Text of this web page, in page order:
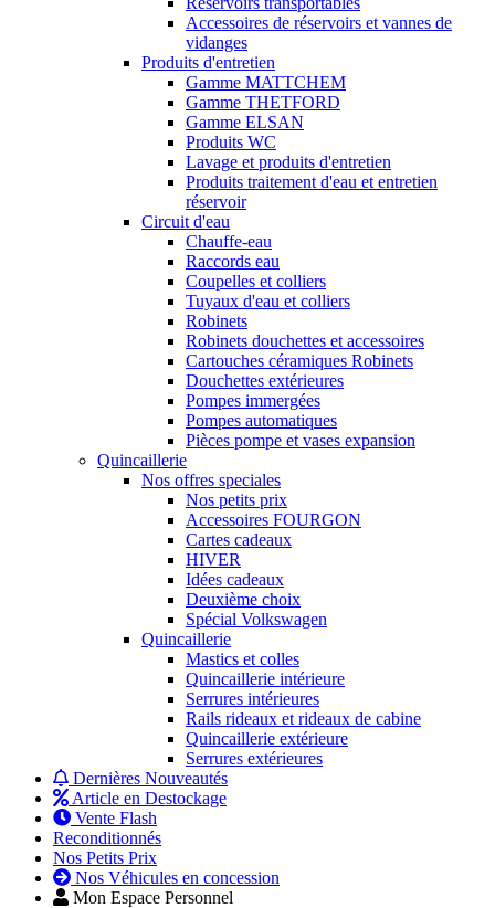
Accessoires de réservoirs et vannes de
vidanges
Produits d'entretien
Gamme MATTCHEM
Gamme THETFORD
Gamme ELSAN
Produits WC
Lavage et produits d'entretien
Produits traitement d'eau et entretien
réservoir
Circuit d'eau
Chauffe-eau
Raccords eau
Coupelles et colliers
Tuyaux d'eau et colliers
Robinets
Robinets douchettes et accessoires
Cartouches céramiques Robinets
Douchettes extérieures
Pompes immergées
Pompes automatiques
Pièces pompe et vases expansion
Quincaillerie
Nos offres speciales
Nos petits prix
Accessoires FOURGON
Cartes cadeaux
HIVER
Idées cadeaux
Deuxième choix
Spécial Volkswagen
Quincaillerie
Mastics et colles
Quincaillerie intérieure
Serrures intérieures
Rails rideaux et rideaux de cabine
Quincaillerie extérieure
Serrures extérieures
Dernières Nouveautés
Article en Destockage
Vente Flash
Reconditionnés
Nos Petits Prix
Nos Véhicules en concession
Mon Espace Personnel